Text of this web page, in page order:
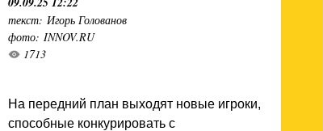
текст: Игорь Голованов
фото: INNOV.RU
1713
На передний план выходят новые игроки,
способные конкурировать с